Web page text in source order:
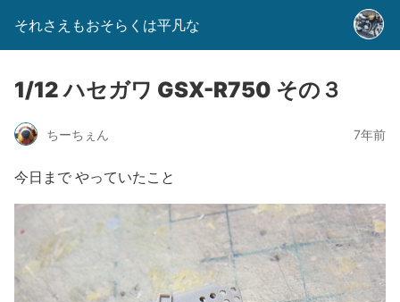
それさえもおそらくは平凡な
1/12 ハセガワ GSX-R750 その３
ちーちぇん 7年前
今日まで やっていたこと